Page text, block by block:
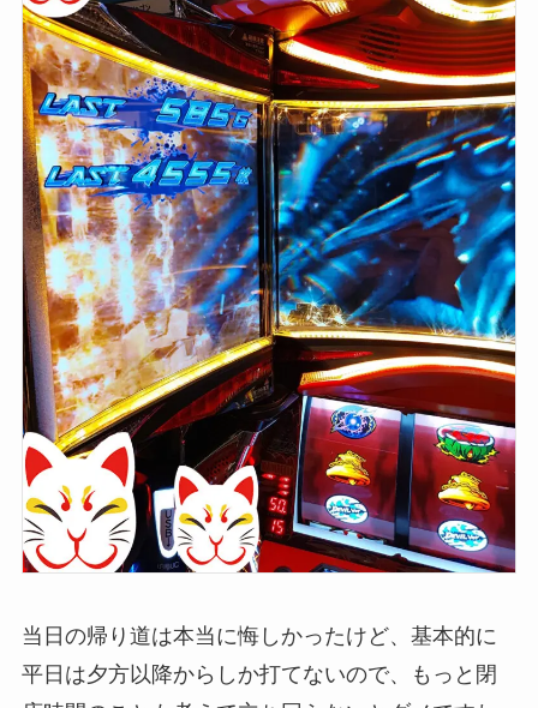
当日の帰り道は本当に悔しかったけど、基本的に
平日は夕方以降からしか打てないので、もっと閉